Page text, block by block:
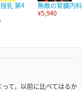
乳 第4
無敵の腎臓内科
¥5,940
て，以前に比べてはるか